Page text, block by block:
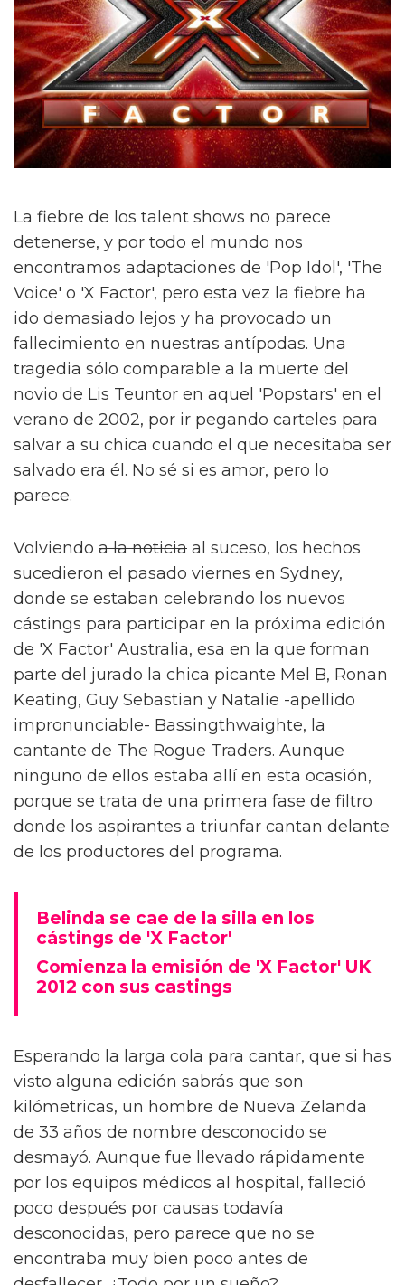
La fiebre de los talent shows no parece
detenerse, y por todo el mundo nos
encontramos adaptaciones de 'Pop Idol', 'The
Voice' o 'X Factor', pero esta vez la fiebre ha
ido demasiado lejos y ha provocado un
fallecimiento en nuestras antípodas. Una
tragedia sólo comparable a la muerte del
novio de Lis Teuntor en aquel 'Popstars' en el
verano de 2002, por ir pegando carteles para
salvar a su chica cuando el que necesitaba ser
salvado era él. No sé si es amor, pero lo
parece.
Volviendo a la noticia al suceso, los hechos
sucedieron el pasado viernes en Sydney,
donde se estaban celebrando los nuevos
cástings para participar en la próxima edición
de 'X Factor' Australia, esa en la que forman
parte del jurado la chica picante Mel B, Ronan
Keating, Guy Sebastian y Natalie -apellido
impronunciable- Bassingthwaighte, la
cantante de The Rogue Traders. Aunque
ninguno de ellos estaba allí en esta ocasión,
porque se trata de una primera fase de filtro
donde los aspirantes a triunfar cantan delante
de los productores del programa.
Belinda se cae de la silla en los
cástings de 'X Factor'
Comienza la emisión de 'X Factor' UK
2012 con sus castings
Esperando la larga cola para cantar, que si has
visto alguna edición sabrás que son
kilómetricas, un hombre de Nueva Zelanda
de 33 años de nombre desconocido se
desmayó. Aunque fue llevado rápidamente
por los equipos médicos al hospital, falleció
poco después por causas todavía
desconocidas, pero parece que no se
encontraba muy bien poco antes de